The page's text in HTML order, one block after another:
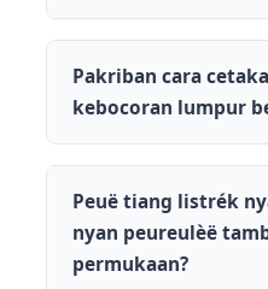
Pakriban cara
kebocoran lumpur
Peuë tiang listrék
nyan peureulèë
permukaan?